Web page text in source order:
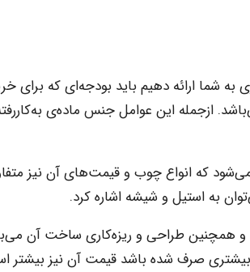
به شما ارائه دهیم باید بودجه‌ای که برای
ازجمله این عوامل جنس ماده‌ی
که انواع چوب و قیمت‌های آن نیز
به استیل و شیشه اشاره کرد.
و همچنین طراحی و ریزه‌کاری ساخت آن
صرف شده باشد قیمت آن نیز بیشتر